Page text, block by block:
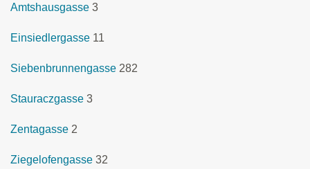
Amtshausgasse 3
Einsiedlergasse 11
Siebenbrunnengasse 282
Stauraczgasse 3
Zentagasse 2
Ziegelofengasse 32